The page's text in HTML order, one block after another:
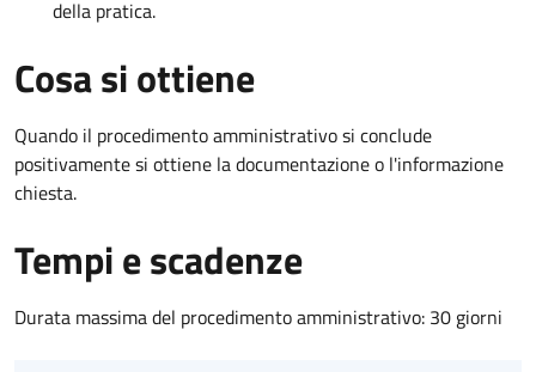
della pratica.
Cosa si ottiene
Quando il procedimento amministrativo si conclude
positivamente si ottiene la documentazione o l'informazione
chiesta.
Tempi e scadenze
Durata massima del procedimento amministrativo: 30 giorni